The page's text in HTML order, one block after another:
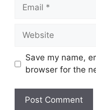
Save my name,
browser for the